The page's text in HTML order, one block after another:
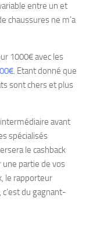
entre un et
chaussures ne m’a
1000€ avec les
. Etant donné que
sont chers et plus
avant
spécialisés
le cashback
partie de vos
le rapporteur
du gagnant-